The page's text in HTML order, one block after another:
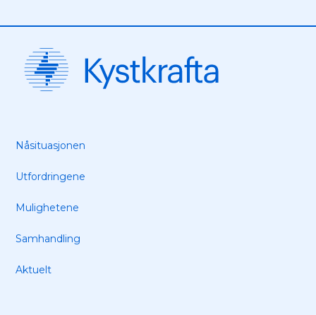
Nåsituasjonen
Utfordringene
Mulighetene
Samhandling
Aktuelt